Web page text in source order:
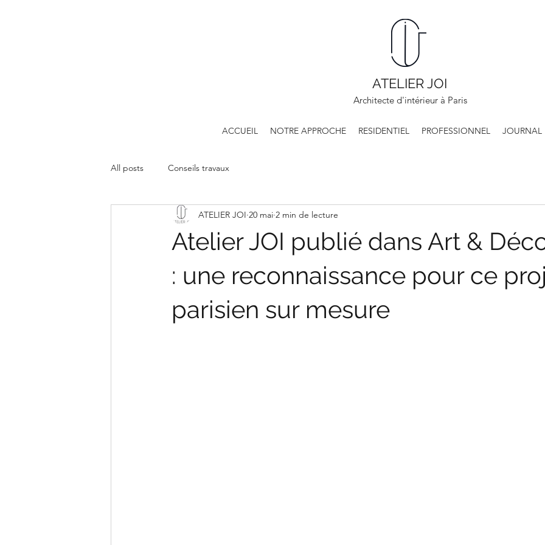
ATELIER JOI
Architecte d'intérieur à Paris
ACCUEIL NOTRE APPROCHE RESIDENTIEL PROFESSIONNEL JOURNAL
All posts Conseils travaux
Atelier JOI publié dans Art &
: une reconnaissance pour ce
parisien sur mesure
ATELIER JOI 20 mai 2 min de lecture